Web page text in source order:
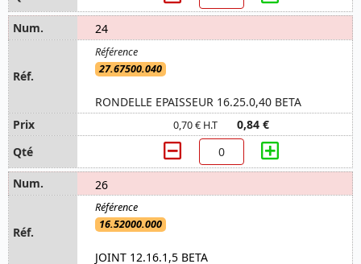
24
27.67500.040
RONDELLE EPAISSEUR 16.25.0,40 BETA
0,70 € H.T 0,84 €
26
16.52000.000
JOINT 12.16.1,5 BETA